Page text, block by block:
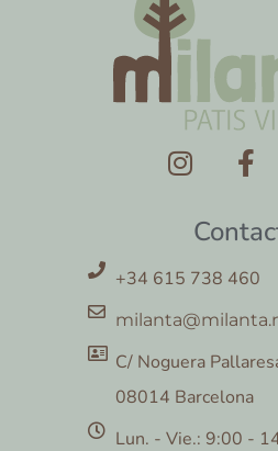
+34 615 738 460
C/ Noguera
08014 Barcelona
Lun. - Vie.: 9:00 -